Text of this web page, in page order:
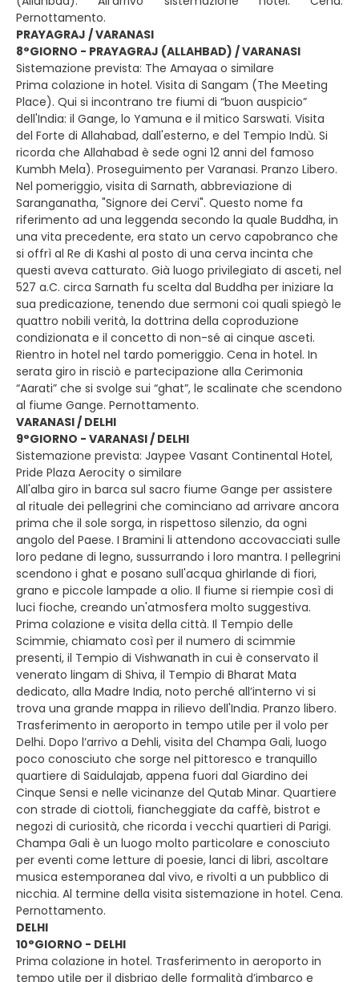
Pernottamento.
PRAYAGRAJ / VARANASI
8°GIORNO - PRAYAGRAJ (ALLAHBAD) / VARANASI
Sistemazione prevista: The Amayaa o similare
Prima colazione in hotel. Visita di Sangam (The Meeting
Place). Qui si incontrano tre fiumi di “buon auspicio”
dell'India: il Gange, lo Yamuna e il mitico Sarswati. Visita
del Forte di Allahabad, dall'esterno, e del Tempio Indù. Si
ricorda che Allahabad è sede ogni 12 anni del famoso
Kumbh Mela). Proseguimento per Varanasi. Pranzo Libero.
Nel pomeriggio, visita di Sarnath, abbreviazione di
Saranganatha, "Signore dei Cervi". Questo nome fa
riferimento ad una leggenda secondo la quale Buddha, in
una vita precedente, era stato un cervo capobranco che
si offrì al Re di Kashi al posto di una cerva incinta che
questi aveva catturato. Già luogo privilegiato di asceti, nel
527 a.C. circa Sarnath fu scelta dal Buddha per iniziare la
sua predicazione, tenendo due sermoni coi quali spiegò le
quattro nobili verità, la dottrina della coproduzione
condizionata e il concetto di non-sé ai cinque asceti.
Rientro in hotel nel tardo pomeriggio. Cena in hotel. In
serata giro in risciò e partecipazione alla Cerimonia
“Aarati” che si svolge sui “ghat”, le scalinate che scendono
al fiume Gange. Pernottamento.
VARANASI / DELHI
9°GIORNO - VARANASI / DELHI
Sistemazione prevista: Jaypee Vasant Continental Hotel,
Pride Plaza Aerocity o similare
All'alba giro in barca sul sacro fiume Gange per assistere
al rituale dei pellegrini che cominciano ad arrivare ancora
prima che il sole sorga, in rispettoso silenzio, da ogni
angolo del Paese. I Bramini li attendono accovacciati sulle
loro pedane di legno, sussurrando i loro mantra. I pellegrini
scendono i ghat e posano sull'acqua ghirlande di fiori,
grano e piccole lampade a olio. Il fiume si riempie così di
luci fioche, creando un'atmosfera molto suggestiva.
Prima colazione e visita della città. Il Tempio delle
Scimmie, chiamato così per il numero di scimmie
presenti, il Tempio di Vishwanath in cui è conservato il
venerato lingam di Shiva, il Tempio di Bharat Mata
dedicato, alla Madre India, noto perché all’interno vi si
trova una grande mappa in rilievo dell'India. Pranzo libero.
Trasferimento in aeroporto in tempo utile per il volo per
Delhi. Dopo l’arrivo a Dehli, visita del Champa Gali, luogo
poco conosciuto che sorge nel pittoresco e tranquillo
quartiere di Saidulajab, appena fuori dal Giardino dei
Cinque Sensi e nelle vicinanze del Qutab Minar. Quartiere
con strade di ciottoli, fiancheggiate da caffè, bistrot e
negozi di curiosità, che ricorda i vecchi quartieri di Parigi.
Champa Gali è un luogo molto particolare e conosciuto
per eventi come letture di poesie, lanci di libri, ascoltare
musica estemporanea dal vivo, e rivolti a un pubblico di
nicchia. Al termine della visita sistemazione in hotel. Cena.
Pernottamento.
DELHI
10°GIORNO - DELHI
Prima colazione in hotel. Trasferimento in aeroporto in
tempo utile per il disbrigo delle formalità d’imbarco e